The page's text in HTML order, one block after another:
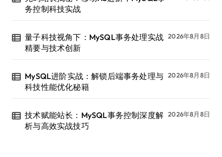
务控制科技实战
量子科技视角下：MySQL事务处理实战
精要与技术创新
2026年8月8日
MySQL进阶实战：解锁后端事务处理与
科技性能优化秘籍
2026年8月8日
技术赋能站长：MySQL事务控制深度解
析与高效实战技巧
2026年8月8日